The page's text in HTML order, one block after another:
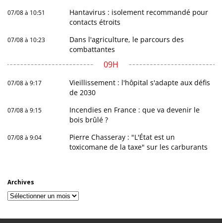
07/08 à 10:51
Hantavirus : isolement recommandé pour
contacts étroits
07/08 à 10:23
Dans l'agriculture, le parcours des
combattantes
09H
07/08 à 9:17
Vieillissement : l'hôpital s'adapte aux défis
de 2030
07/08 à 9:15
Incendies en France : que va devenir le
bois brûlé ?
07/08 à 9:04
Pierre Chasseray : "L'État est un
toxicomane de la taxe" sur les carburants
Archives
Archives